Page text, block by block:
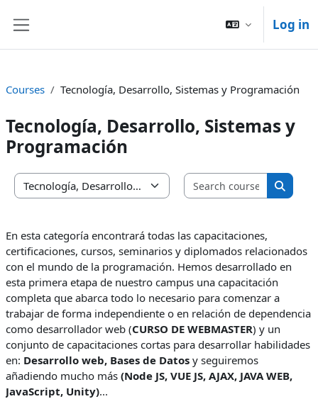
Log in
Courses Tecnología, Desarrollo, Sistemas y Programación
Tecnología, Desarrollo, Sistemas y
Programación
Course categories
Search
En esta categoría encontrará todas las capacitaciones,
certificaciones, cursos, seminarios y diplomados relacionados
con el mundo de la programación. Hemos desarrollado en
esta primera etapa de nuestro campus una capacitación
completa que abarca todo lo necesario para comenzar a
trabajar de forma independiente o en relación de dependencia
como desarrollador web (CURSO DE WEBMASTER) y un
conjunto de capacitaciones cortas para desarrollar habilidades
en: Desarrollo web, Bases de Datos y seguiremos
añadiendo mucho más (Node JS, VUE JS, AJAX, JAVA WEB,
JavaScript, Unity)...